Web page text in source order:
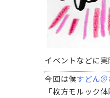
イベントなどに
今回は僕すどん
「枚方モルック